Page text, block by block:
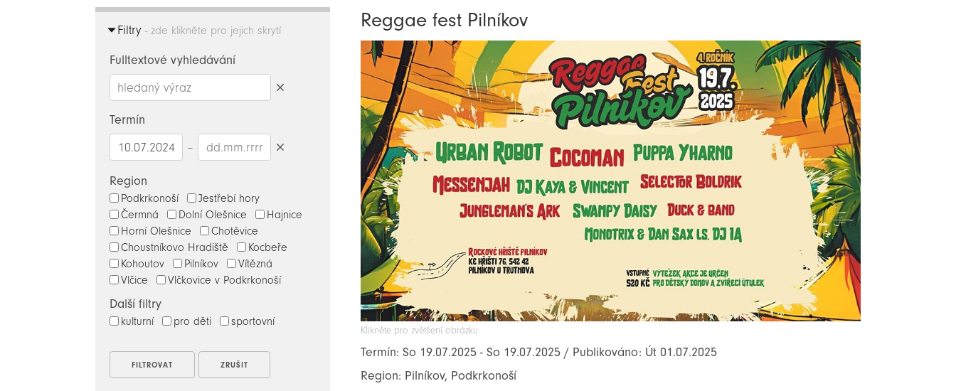
novinky
Filtry - zde klikněte pro jejich skrytí
Fulltextové vyhledávání
Termín
–
Region
Podkrkonoší
Jestřebí hory
Čermná
Dolní Olešnice
Hajnice
Horní Olešnice
Chotěvice
Choustníkovo Hradiště
Kocbeře
Kohoutov
Pilníkov
Vítězná
Vlčice
Vlčkovice v Podkrkonoší
Další filtry
kulturní pro děti sportovní
Reggae fest Pilníkov
Klikněte pro zvětšení obrázku.
Termín: So 19.07.2025 - So 19.07.2025 / Publikováno: Út 01.07.2025
Region: Pilníkov, Podkrkonoší